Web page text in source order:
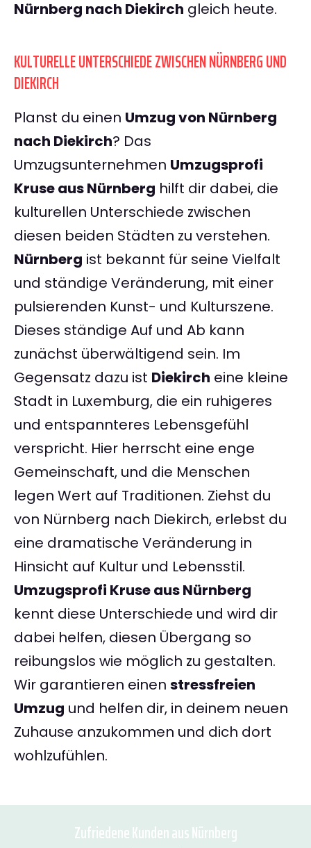
Nürnberg nach Diekirch gleich heute.
KULTURELLE UNTERSCHIEDE ZWISCHEN NÜRNBERG UND
DIEKIRCH
Planst du einen Umzug von Nürnberg
nach Diekirch? Das
Umzugsunternehmen Umzugsprofi
Kruse aus Nürnberg hilft dir dabei, die
kulturellen Unterschiede zwischen
diesen beiden Städten zu verstehen.
Nürnberg ist bekannt für seine Vielfalt
und ständige Veränderung, mit einer
pulsierenden Kunst- und Kulturszene.
Dieses ständige Auf und Ab kann
zunächst überwältigend sein. Im
Gegensatz dazu ist Diekirch eine kleine
Stadt in Luxemburg, die ein ruhigeres
und entspannteres Lebensgefühl
verspricht. Hier herrscht eine enge
Gemeinschaft, und die Menschen
legen Wert auf Traditionen. Ziehst du
von Nürnberg nach Diekirch, erlebst du
eine dramatische Veränderung in
Hinsicht auf Kultur und Lebensstil.
Umzugsprofi Kruse aus Nürnberg
kennt diese Unterschiede und wird dir
dabei helfen, diesen Übergang so
reibungslos wie möglich zu gestalten.
Wir garantieren einen stressfreien
Umzug und helfen dir, in deinem neuen
Zuhause anzukommen und dich dort
wohlzufühlen.
Zufriedene Kunden aus Nürnberg